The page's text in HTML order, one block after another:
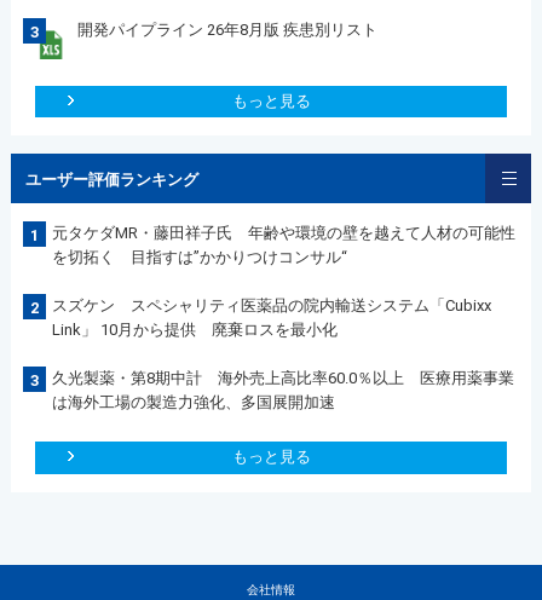
3 開発パイプライン 26年8月版 疾患別リスト
もっと見る
ユーザー評価ランキング
1
元タケダMR・藤田祥子氏 年齢や環境の壁を越えて人材の可能性
を切拓く 目指すは”かかりつけコンサル“
2
スズケン スペシャリティ医薬品の院内輸送システム「Cubixx
Link」 10月から提供 廃棄ロスを最小化
3
久光製薬・第8期中計 海外売上高比率60.0％以上 医療用薬事業
は海外工場の製造力強化、多国展開加速
もっと見る
会社情報